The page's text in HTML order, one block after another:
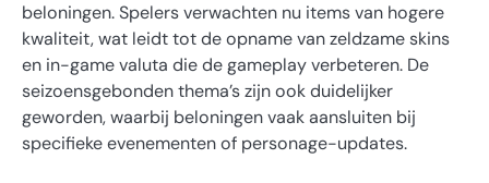
beloningen. Spelers verwachten nu items van hogere
kwaliteit, wat leidt tot de opname van zeldzame skins
en in-game valuta die de gameplay verbeteren. De
seizoensgebonden thema’s zijn ook duidelijker
geworden, waarbij beloningen vaak aansluiten bij
specifieke evenementen of personage-updates.